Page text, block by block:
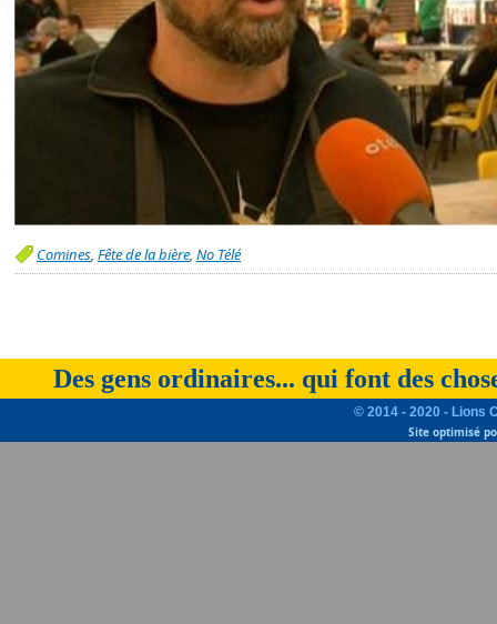
Comines, Fête de la bière, No Télé
Des gens ordinaires... qui font des
© 2014 - 2020 - Lions
Site optimisé